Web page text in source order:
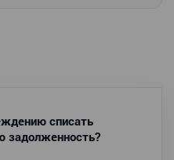
списать
задолженность?